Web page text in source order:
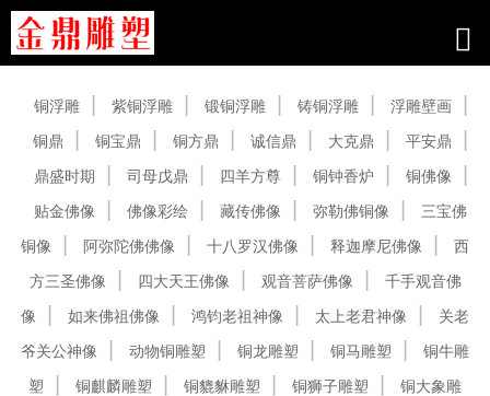
铜浮雕 紫铜浮雕 锻铜浮雕 铸铜浮雕
浮雕壁画
铜鼎
铜宝鼎 铜方鼎 诚信鼎 大克鼎
平安鼎
鼎盛时期
司母戊鼎 四羊方尊 铜钟香炉
铜佛像
贴金佛像
佛像彩绘 藏传佛像 弥勒佛铜像
三宝佛
铜像
阿弥陀佛佛像 十八罗汉佛像 释迦摩尼佛像
西
方三圣佛像
四大天王佛像 观音菩萨佛像
千手观音佛
像
如来佛祖佛像 鸿钧老祖神像 太上老君神像
关老
爷关公神像
动物铜雕塑 铜龙雕塑 铜马雕塑
铜牛雕
塑
铜麒麟雕塑 铜貔貅雕塑 铜狮子雕塑
铜大象雕